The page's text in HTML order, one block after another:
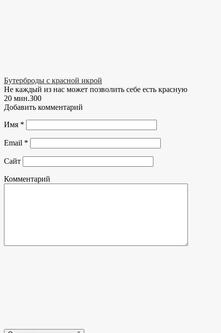
Бутерброды с красной икрой
Не каждый из нас может позволить себе есть красную
20 мин.300
Добавить комментарий
Имя *
Email *
Сайт
Комментарий